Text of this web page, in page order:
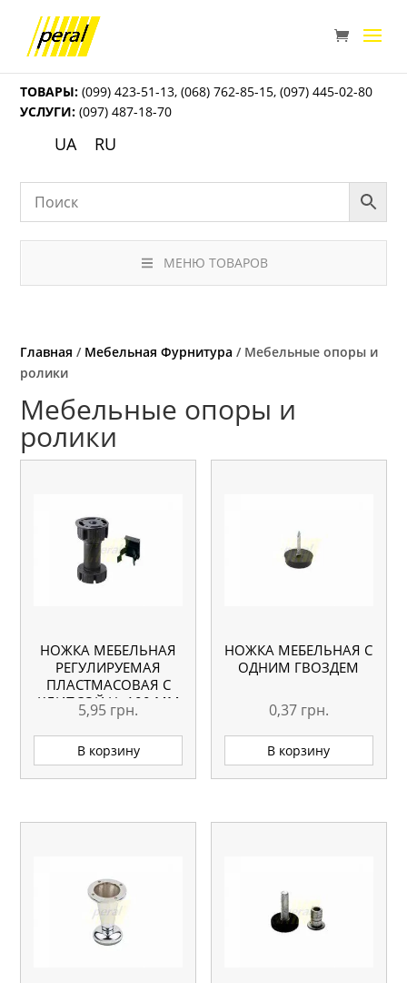
ТОВАРЫ: (099) 423-51-13,(068) 762-85-15,(097) 445-02-80
УСЛУГИ: (097) 487-18-70
UA RU
МЕНЮ ТОВАРОВ
Главная / Мебельная Фурнитура / Мебельные опоры и
ролики
Мебельные опоры и
ролики
НОЖКА МЕБЕЛЬНАЯ
РЕГУЛИРУЕМАЯ
ПЛАСТМАСОВАЯ С
КЛИПСОЙ H=100 ММ
5,95 грн.
В корзину
НОЖКА МЕБЕЛЬНАЯ С
ОДНИМ ГВОЗДЕМ
0,37 грн.
В корзину